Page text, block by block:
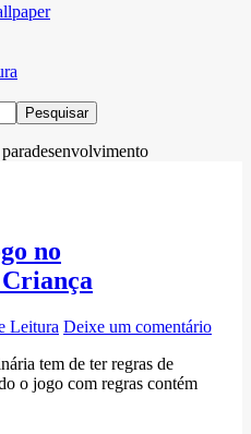
no
Leitura Deixe um comentário
tem de ter regras de
o jogo com regras contém